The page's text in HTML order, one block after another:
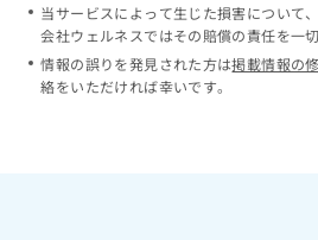
当サービスによって生じた損害について
会社ウェルネスではその賠償の責任を一
情報の誤りを発見された方は掲載情報の
絡をいただければ幸いです。